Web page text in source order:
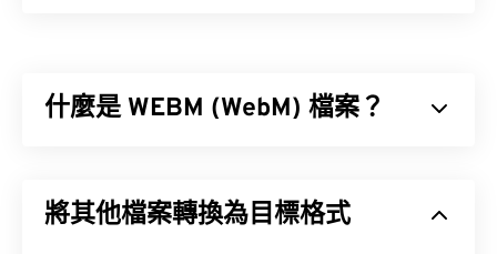
如何開啟 VOB 檔案？
什麼是 WEBM (WebM) 檔案？
的。它支援章節、字幕、元資料標籤、串流媒體、附
將其他檔案轉換為目標格式